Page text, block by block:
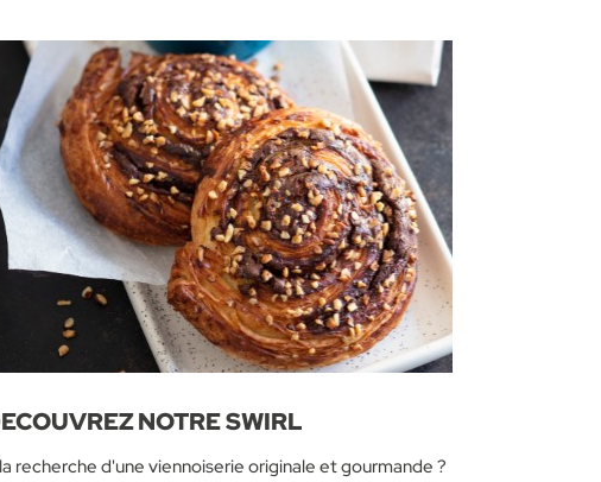
NOTRE SWIRL
recherche d'une viennoiserie originale et gourmande ?